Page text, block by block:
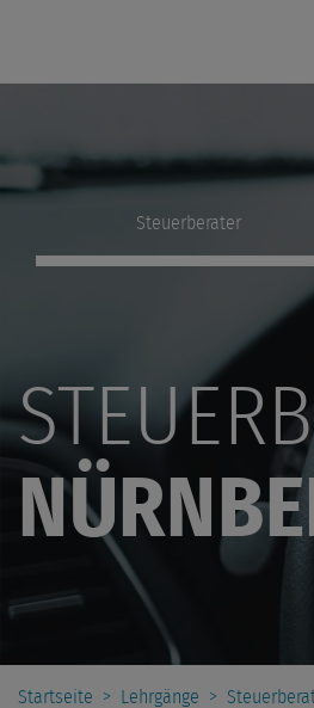
Steuerberater
Startseite > Lehrgänge >